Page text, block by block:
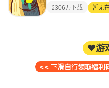
每日累充5
2306万下载 暂无
❤️游
<< 下滑自行领取福利